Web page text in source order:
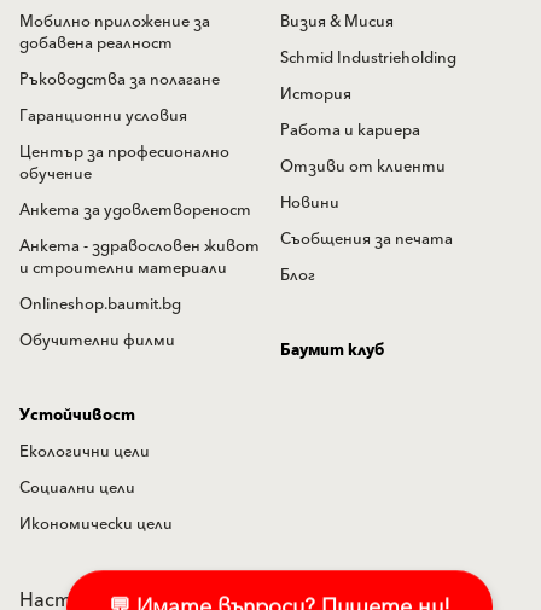
Мобилно приложение за
добавена реалност
Ръководства за полагане
Гаранционни условия
Център за професионално
обучение
Анкета за удовлетвореност
Анкета - здравословен живот
и строителни материали
Onlineshop.baumit.bg
Обучителни филми
Визия & Мисия
Schmid Industrieholding
История
Работа и кариера
Отзиви от клиенти
Новини
Съобщения за печата
Блог
Баумит клуб
Устойчивост
Екологични цели
Социални цели
Икономически цели
Настройки на "бисквитките" Политика по